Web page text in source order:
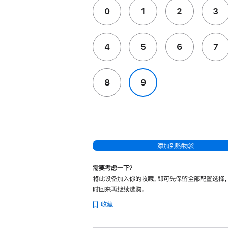
0 1 2 3
4 5 6 7
8 9
添加到购物袋
需要考虑一下？
将此设备加入你的收藏，即可先保留全部配置选择
时回来再继续选购。
收藏